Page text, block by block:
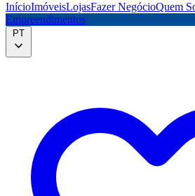
InícioImóveisLojasFazer NegócioQuem
Empreendimentos